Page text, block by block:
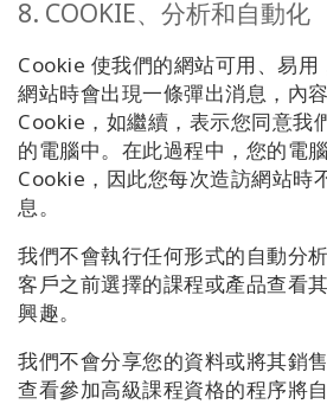
8. COOKIE、分析和自動化
Cookie 使我們的網站可用、易用
網站時會出現一條彈出消息，內
Cookie，如繼續，表示您同意我
的電腦中。在此過程中，您的電
Cookie，因此您每次造訪網站時
息。
我們不會執行任何形式的自動分
客戶之前選擇的課程或產品查看
興趣。
我們不會分享您的資料或將其銷
查看參加高級課程資格的程序將自